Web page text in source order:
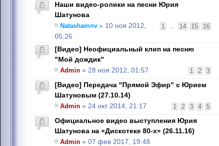
Наши видео-ролики на песни Юрия
Шатунова
1 ... 14 15 16
Natashamnv » 10 ноя 2012,
05:26
[Видео] Неофициальный клип на песню
"Мой дождик"
1 2 3
Admin » 28 ноя 2012, 01:57
[Видео] Передача "Прямой Эфир" с Юрием
Шатуновым (27.10.14)
1 2 3 4 5
Admin » 24 окт 2014, 21:17
Официальное видео выступления Юрия
Шатунова на «Дискотеке 80-х» (26.11.16)
Admin » 07 фев 2017, 19:48